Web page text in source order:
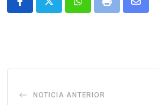
WhatsappPrint
Share
NOTICIA ANTERIOR